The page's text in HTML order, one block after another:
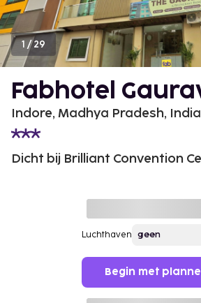
1 /29
Fabhotel
Indore, Madhya Pradesh, India
Dicht bij Brilliant Convention
Luchthaven
Begin met